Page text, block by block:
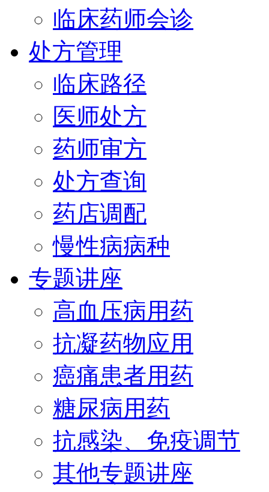
临床药师会诊
处方管理
临床路径
医师处方
药师审方
处方查询
药店调配
慢性病病种
专题讲座
高血压病用药
抗凝药物应用
癌痛患者用药
糖尿病用药
抗感染、免疫调节
其他专题讲座